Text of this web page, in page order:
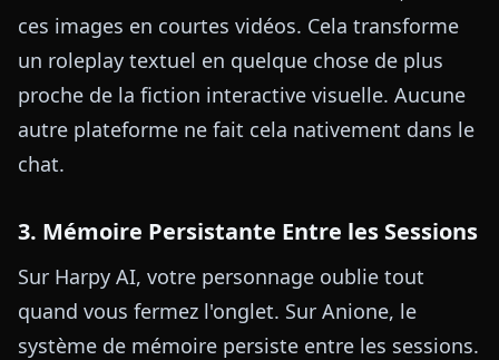
ces images en courtes vidéos. Cela transforme
un roleplay textuel en quelque chose de plus
proche de la fiction interactive visuelle. Aucune
autre plateforme ne fait cela nativement dans le
chat.
3. Mémoire Persistante Entre les Sessions
Sur Harpy AI, votre personnage oublie tout
quand vous fermez l'onglet. Sur Anione, le
système de mémoire persiste entre les sessions.